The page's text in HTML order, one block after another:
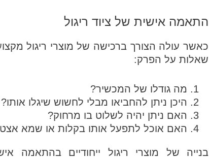
התאמה אישית של ציוד ריגול
כאשר עולה הצורך ברכישה של מוצרי ריגול
שאלות על הפרק:
מה גודלו של המכשיר?
היכן ניתן להחביאו מבלי לחשוש שיגלו אותו?
האם ניתן יהיה לשלוט בו מרחוק?
האם אוכל לתפעל אותו בקלות או שמא
בנייה של מוצרי ריגול ייחודיים בהתאמה